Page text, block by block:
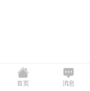
首页 消息